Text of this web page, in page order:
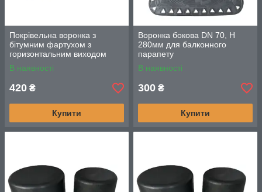
Покрівельна воронка з
бітумним фартухом з
горизонтальним виходом
100мм та з
листоуловлювачем
В наявності
420 ₴
Купити
Воронка бокова DN 70, Н
280мм для балконного
парапету
В наявності
300 ₴
Купити